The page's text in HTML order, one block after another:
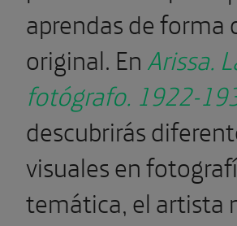
aprendas de forma
original. EnArissa.
fotógrafo. 1922-
descubrirás
visuales en
temática, el artista